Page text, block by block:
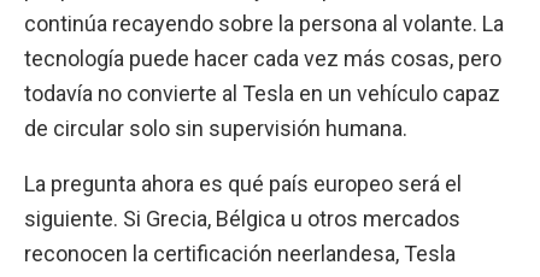
continúa recayendo sobre la persona al volante. La
tecnología puede hacer cada vez más cosas, pero
todavía no convierte al Tesla en un vehículo capaz
de circular solo sin supervisión humana.
La pregunta ahora es qué país europeo será el
siguiente. Si Grecia, Bélgica u otros mercados
reconocen la certificación neerlandesa, Tesla